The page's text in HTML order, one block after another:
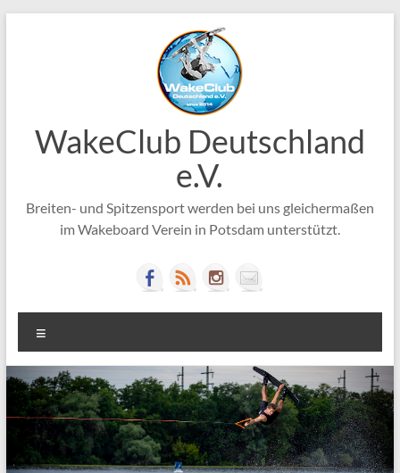
WakeClub Deutschland
e.V.
Breiten- und Spitzensport werden bei uns gleichermaßen
im Wakeboard Verein in Potsdam unterstützt.